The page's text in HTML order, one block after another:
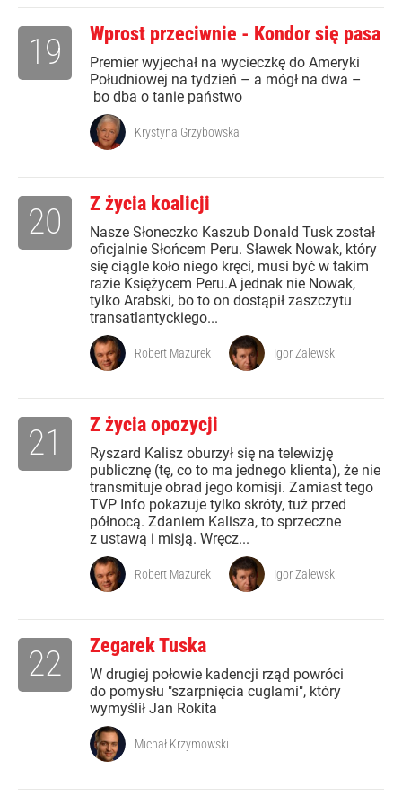
Wprost przeciwnie - Kondor się pasa
Premier wyjechał na wycieczkę do Ameryki
Południowej na tydzień – a mógł na dwa –
bo dba o tanie państwo
19
Krystyna Grzybowska
Z życia koalicji
Nasze Słoneczko Kaszub Donald Tusk został
oficjalnie Słońcem Peru. Sławek Nowak, który
się ciągle koło niego kręci, musi być w takim
razie Księżycem Peru.A jednak nie Nowak,
tylko Arabski, bo to on dostąpił zaszczytu
transatlantyckiego...
20
Robert Mazurek Igor Zalewski
Z życia opozycji
Ryszard Kalisz oburzył się na telewizję
publicznę (tę, co to ma jednego klienta), że nie
transmituje obrad jego komisji. Zamiast tego
TVP Info pokazuje tylko skróty, tuż przed
północą. Zdaniem Kalisza, to sprzeczne
z ustawą i misją. Wręcz...
21
Robert Mazurek Igor Zalewski
Zegarek Tuska
W drugiej połowie kadencji rząd powróci
do pomysłu "szarpnięcia cuglami", który
wymyślił Jan Rokita
22
Michał Krzymowski